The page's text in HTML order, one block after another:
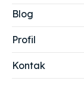
Blog
Profil
Kontak